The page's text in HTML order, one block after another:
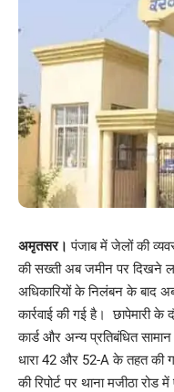
अमृतसर। पंजाब में जेलों की
की सख्ती अब जमीन पर दिखने
अधिकारियों के निलंबन के बाद
कार्रवाई की गई है। छापेमारी
कार्ड और अन्य प्रतिबंधित
धारा 42 और 52-A के तहत की
की रिपोर्ट पर थाना मजीठा